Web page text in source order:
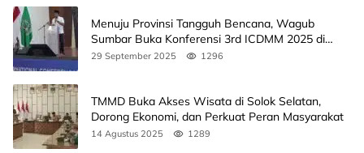
Menuju Provinsi Tangguh Bencana, Wagub
Sumbar Buka Konferensi 3rd ICDMM 2025 di
Unand
29 September 2025 1296
TMMD Buka Akses Wisata di Solok Selatan,
Dorong Ekonomi, dan Perkuat Peran Masyarakat
14 Agustus 2025 1289